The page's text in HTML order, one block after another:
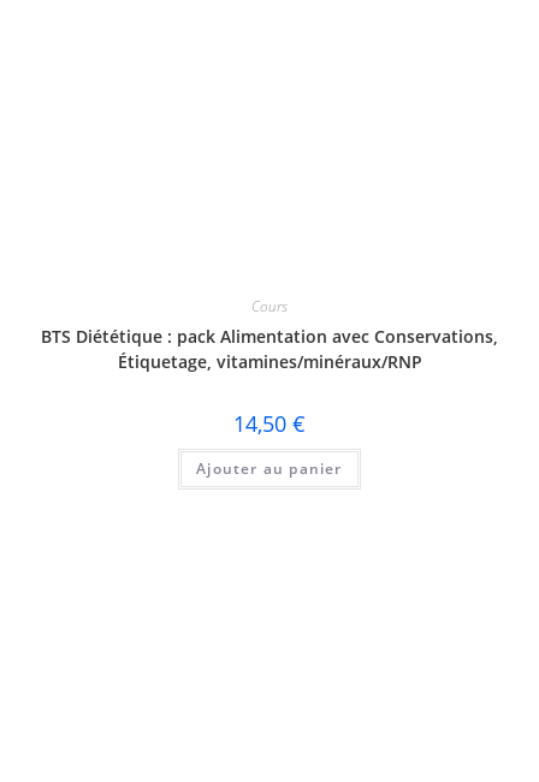
Cours
BTS Diététique : pack Alimentation avec Conservations,
Étiquetage, vitamines/minéraux/RNP
14,50 €
Ajouter au panier